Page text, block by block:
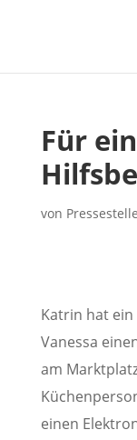
Für
von
Katrin hat ein
Vanessa
am
einen